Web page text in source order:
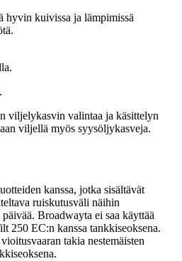
hyvin kuivissa ja lämpimissä
viljelykasvin valintaa ja käsittelyn
viljellä myös syysöljykasveja.
kanssa, jotka sisältävät
ruiskutusväli näihin
Broadwayta ei saa käyttää
250 EC:n kanssa tankkiseoksena.
takia nestemäisten